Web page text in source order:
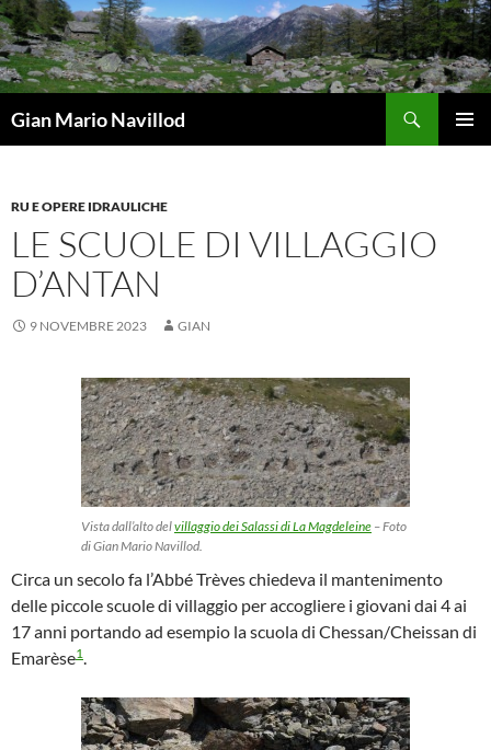
Vai
al
contenuto
Gian Mario Navillod
RU E OPERE IDRAULICHE
LE SCUOLE DI VILLAGGIO
D’ANTAN
9 NOVEMBRE 2023 GIAN
Vista dall’alto delvillaggio dei Salassi di La Magdeleine – Foto
di Gian Mario Navillod.
Circa un secolo fa l’Abbé Trèves chiedeva il mantenimento
delle piccole scuole di villaggio per accogliere i giovani dai 4 ai
17 anni portando ad esempio la scuola di Chessan/Cheissan di
Emarèse1.